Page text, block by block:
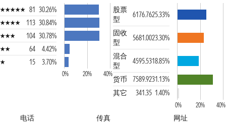
81 30.26%
113 30.84%
104 30.78%
64
4.42%
15
3.70%
0% 20% 40%
股票
型
6176.7625.33%
固收
型
5681.0023.30%
混合
型
4595.5318.85%
货币
7589.9231.13%
其它
341.35 1.40%
0% 20% 40%
电话
传真
网址